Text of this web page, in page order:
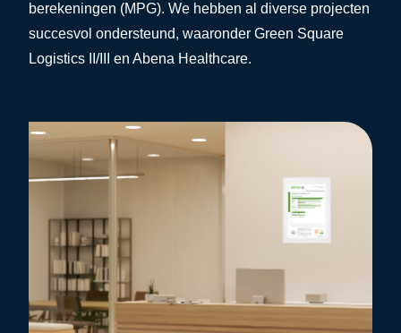
berekeningen (MPG). We hebben al diverse projecten
succesvol ondersteund, waaronder Green Square
Logistics II/III
en Abena Healthcare.